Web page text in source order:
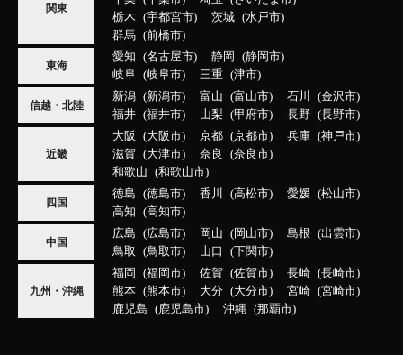
関東
栃木
宇都宮市 茨城
水戸市
群馬
前橋市
東海
愛知 名古屋市 静岡
静岡市
岐阜
岐阜市 三重 津市
信越・北陸
新潟 新潟市 富山 富山市 石川
金沢市
福井
福井市 山梨 甲府市 長野 長野市
近畿
大阪 大阪市 京都 京都市 兵庫
神戸市
滋賀
大津市 奈良
奈良市
和歌山
和歌山市
四国
徳島 徳島市 香川 高松市 愛媛
松山市
高知
高知市
中国
広島 広島市 岡山 岡山市 島根
出雲市
鳥取
鳥取市 山口 下関市
九州・沖縄
福岡 福岡市 佐賀 佐賀市 長崎
長崎市
熊本
熊本市 大分 大分市 宮崎
宮崎市
鹿児島
鹿児島市 沖縄 那覇市